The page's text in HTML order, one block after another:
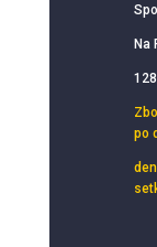
Na
po